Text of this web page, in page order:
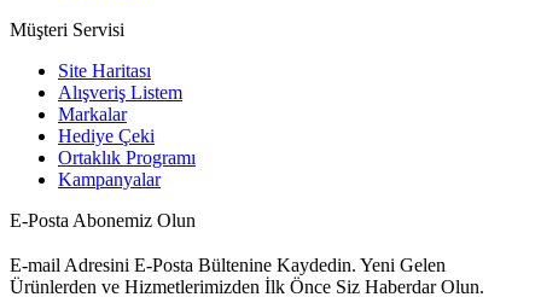
Müşteri Servisi
Site Haritası
Alışveriş Listem
Markalar
Hediye Çeki
Ortaklık Programı
Kampanyalar
E-Posta Abonemiz Olun
E-mail Adresini E-Posta Bültenine Kaydedin. Yeni Gelen
Ürünlerden ve Hizmetlerimizden İlk Önce Siz Haberdar Olun.